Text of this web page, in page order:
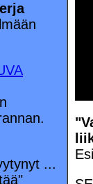
...